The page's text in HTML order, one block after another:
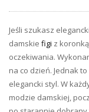
Jeśli szukasz
damskie figi z
oczekiwania.
na co dzień. Jednak
elegancki styl. W
modzie damskiej,